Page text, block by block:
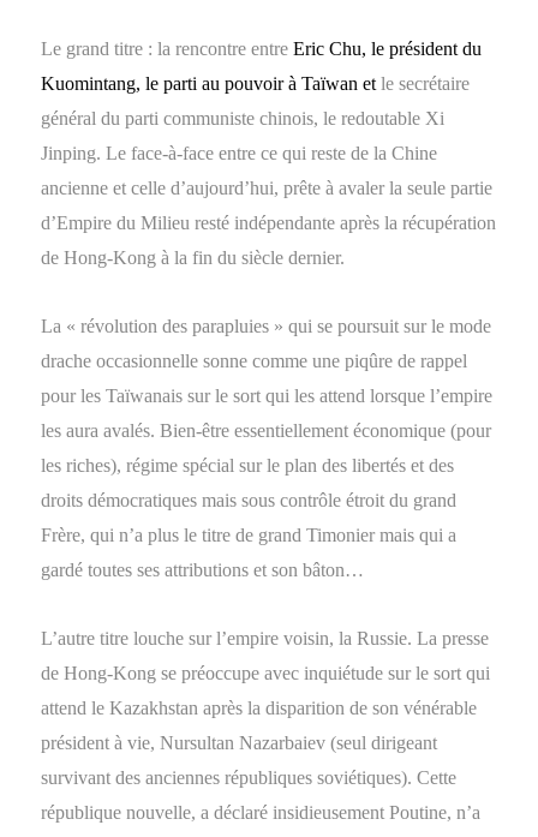
Le grand titre : la rencontre entreEric Chu, le président du
Kuomintang, le parti au pouvoir à Taïwan et le secrétaire
général du parti communiste chinois, le redoutable Xi
Jinping. Le face-à-face entre ce qui reste de la Chine
ancienne et celle d’aujourd’hui, prête à avaler la seule partie
d’Empire du Milieu resté indépendante après la récupération
de Hong-Kong à la fin du siècle dernier.
La « révolution des parapluies » qui se poursuit sur le mode
drache occasionnelle sonne comme une piqûre de rappel
pour les Taïwanais sur le sort qui les attend lorsque l’empire
les aura avalés. Bien-être essentiellement économique (pour
les riches), régime spécial sur le plan des libertés et des
droits démocratiques mais sous contrôle étroit du grand
Frère, qui n’a plus le titre de grand Timonier mais qui a
gardé toutes ses attributions et son bâton…
L’autre titre louche sur l’empire voisin, la Russie. La presse
de Hong-Kong se préoccupe avec inquiétude sur le sort qui
attend le Kazakhstan après la disparition de son vénérable
président à vie, Nursultan Nazarbaiev (seul dirigeant
survivant des anciennes républiques soviétiques). Cette
république nouvelle, a déclaré insidieusement Poutine, n’a